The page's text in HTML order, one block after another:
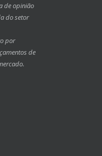
de opinião
do setor
por
de